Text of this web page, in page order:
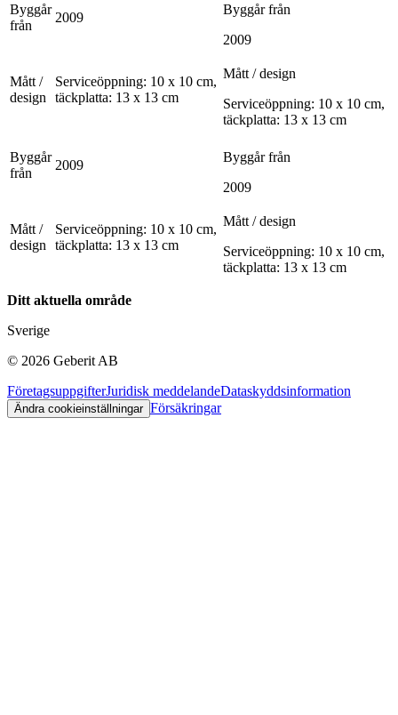
Byggår
från
2009
Byggår från
2009
Mått /
design
Serviceöppning: 10 x 10 cm,
täckplatta: 13 x 13 cm
Mått / design
Serviceöppning: 10 x 10 cm,
täckplatta: 13 x 13 cm
Byggår
från
2009
Byggår från
2009
Mått /
design
Serviceöppning: 10 x 10 cm,
täckplatta: 13 x 13 cm
Mått / design
Serviceöppning: 10 x 10 cm,
täckplatta: 13 x 13 cm
Ditt aktuella område
Sverige
© 2026 Geberit AB
FöretagsuppgifterJuridisk meddelandeDataskyddsinformation
Ändra cookieinställningar Försäkringar